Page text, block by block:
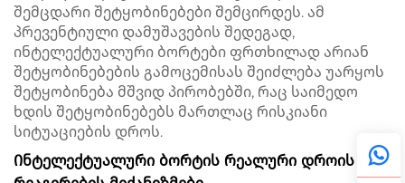
შემცდარი შეტყობინებები შემცირდეს. ამ
პრევენტიული დამუშავების შედეგად,
ინტელექტუალური ბორტები ფრთხილად არიან
შეტყობინებების გამოცემისას შეიძლება უარყოს
შეტყობინება მშვიდ პირობებში, რაც საიმედო
ხდის შეტყობინებებს მართლაც რისკიანი
სიტუაციების დროს.
Ინტელექტუალური ბორტის რეალური დროის